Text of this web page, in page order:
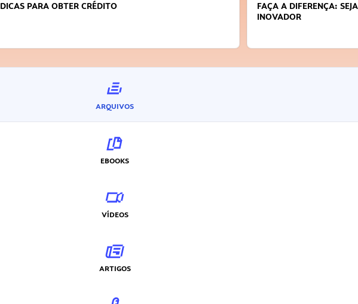
DICAS PARA OBTER CRÉDITO
FAÇA A DIFERENÇA:
INOVADOR
ARQUIVOS
EBOOKS
VÍDEOS
ARTIGOS